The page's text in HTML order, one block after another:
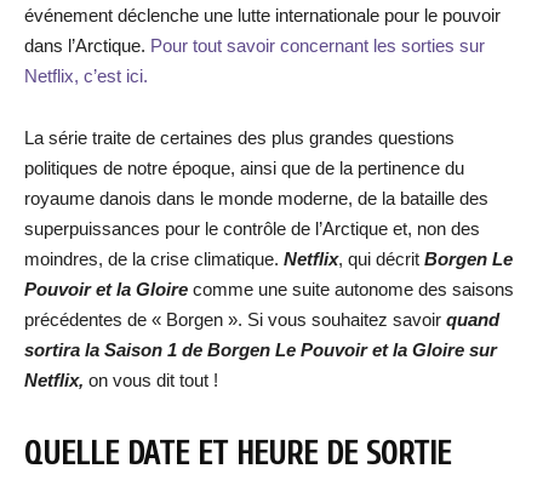
événement déclenche une lutte internationale pour le pouvoir
dans l’Arctique. Pour tout savoir concernant les sorties sur
Netflix, c’est ici.
La série traite de certaines des plus grandes questions
politiques de notre époque, ainsi que de la pertinence du
royaume danois dans le monde moderne, de la bataille des
superpuissances pour le contrôle de l’Arctique et, non des
moindres, de la crise climatique. Netflix, qui décrit Borgen Le
Pouvoir et la Gloire comme une suite autonome des saisons
précédentes de « Borgen ». Si vous souhaitez savoir quand
sortira la Saison 1 de Borgen Le Pouvoir et la Gloire sur
Netflix, on vous dit tout !
QUELLE DATE ET HEURE DE SORTIE